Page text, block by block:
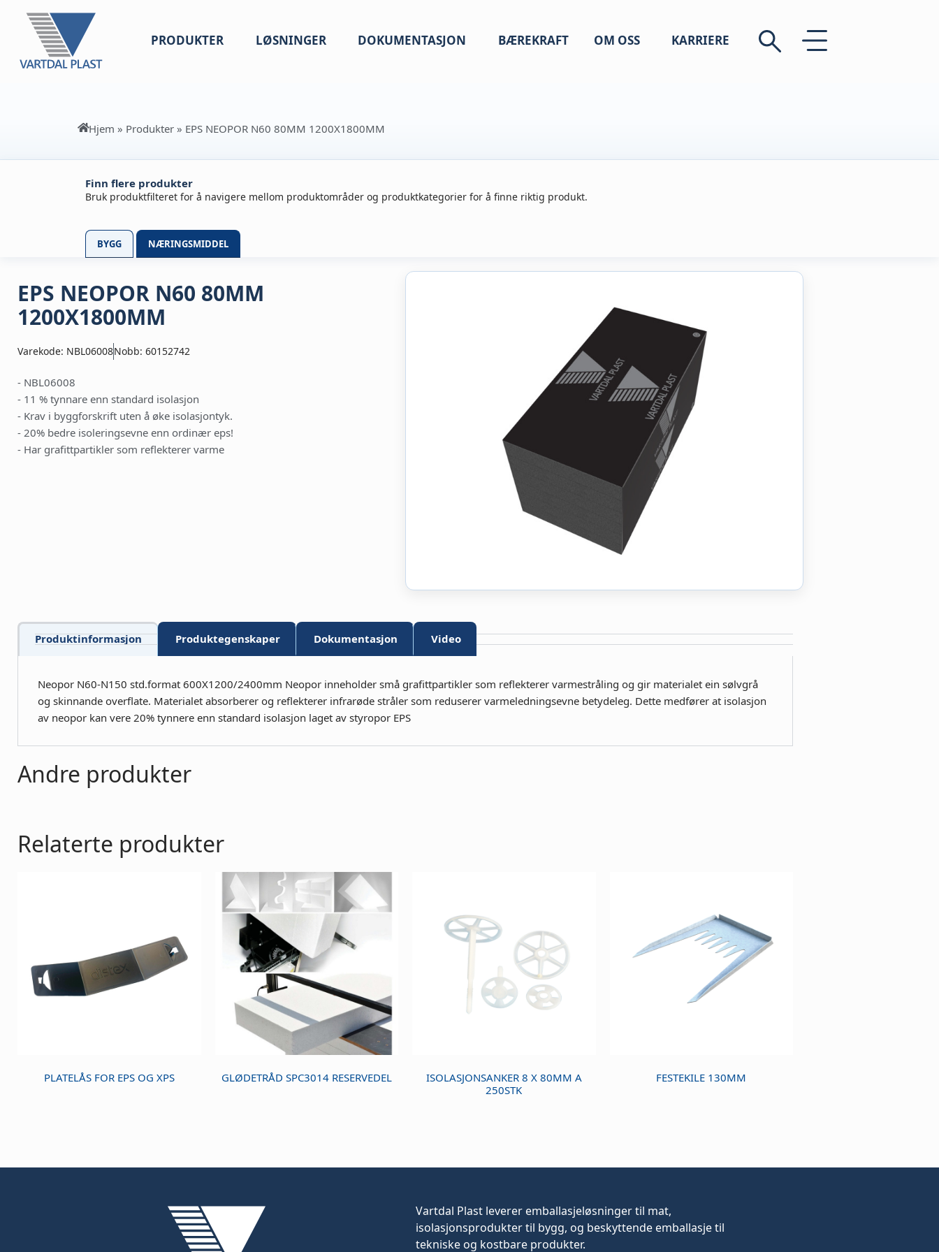
PRODUKTER LØSNINGER DOKUMENTASJON BÆREKRAFT OM OSS KARRIERE
Hjem » Produkter » EPS NEOPOR N60 80MM 1200X1800MM
Finn flere produkter
Bruk produktfilteret for å navigere mellom produktområder og produktkategorier for å finne riktig produkt.
BYGG NÆRINGSMIDDEL
EPS NEOPOR N60 80MM
1200X1800MM
Varekode: NBL06008Nobb: 60152742
- NBL06008
- 11 % tynnare enn standard isolasjon
- Krav i byggforskrift uten å øke isolasjontyk.
- 20% bedre isoleringsevne enn ordinær eps!
- Har grafittpartikler som reflekterer varme
Produktinformasjon Produktegenskaper Dokumentasjon Video
Neopor N60-N150 std.format 600X1200/2400mm Neopor inneholder små grafittpartikler som reflekterer varmestråling og gir materialet ein sølvgrå
og skinnande overflate. Materialet absorberer og reflekterer infrarøde stråler som reduserer varmeledningsevne betydeleg. Dette medfører at isolasjon
av neopor kan vere 20% tynnere enn standard isolasjon laget av styropor EPS
Andre produkter
Relaterte produkter
PLATELÅS FOR EPS OG XPS GLØDETRÅD SPC3014 RESERVEDEL
ISOLASJONSANKER 8 X 80MM A
250STK
FESTEKILE 130MM
Vartdal Plast leverer emballasjeløsningertil mat,
isolasjonsprodukter til bygg, og beskyttende emballasje til
tekniske og kostbare produkter.